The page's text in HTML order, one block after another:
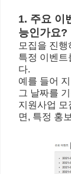
1. 주요 이
능인가요?
모집을 진
특정 이벤트
다.
예를 들어
그 날짜를
지원사업
면, 특정 홍